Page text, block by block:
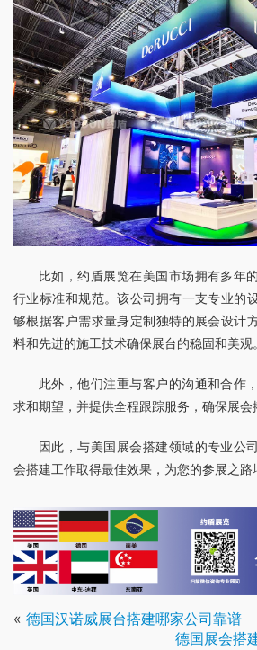
比如，约盾展览在美国市场拥有多年
行业标准和规范。该公司拥有一支专业的
够根据客户需求量身定制独特的展会设计
料和先进的施工技术确保展台的稳固和美观。
此外，他们注重与客户的沟通和合作
求和期望，并提供全程跟踪服务，确保展会
因此，与美国展会搭建领域的专业公
会搭建工作取得最佳效果，为您的参展之路
« 德国汉诺威展台搭建哪家公司靠谱
德国展会搭